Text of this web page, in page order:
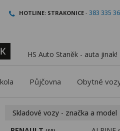
HOTLINE: STRAKONICE - 383 335
HS Auto Staněk - auta jinak!
Půjčovna Obytné
Skladové vozy - značka a model